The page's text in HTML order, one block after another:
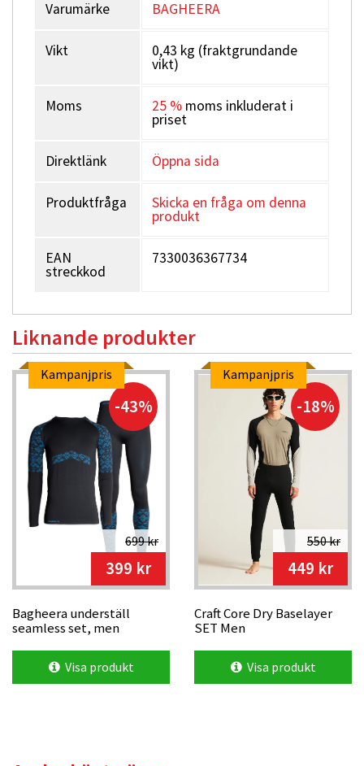
Varumärke BAGHEERA
Vikt 0,43 kg (fraktgrundande
vikt)
Moms 25 % moms inkluderat i
priset
Direktlänk Öppna sida
Produktfråga Skicka en fråga om denna
produkt
EAN
streckkod
7330036367734
Liknande produkter
Kampanjpris
-43%
699 kr
399 kr
Bagheera underställ
seamless set, men
Visa produkt
Kampanjpris
-18%
550 kr
449 kr
Craft Core Dry Baselayer
SET Men
Visa produkt